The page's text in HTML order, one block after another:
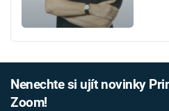
Nenechte si ujít novinky
Zoom!